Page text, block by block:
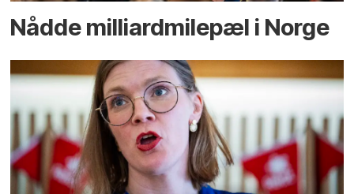
Nådde milliard­­milepæl i Norge